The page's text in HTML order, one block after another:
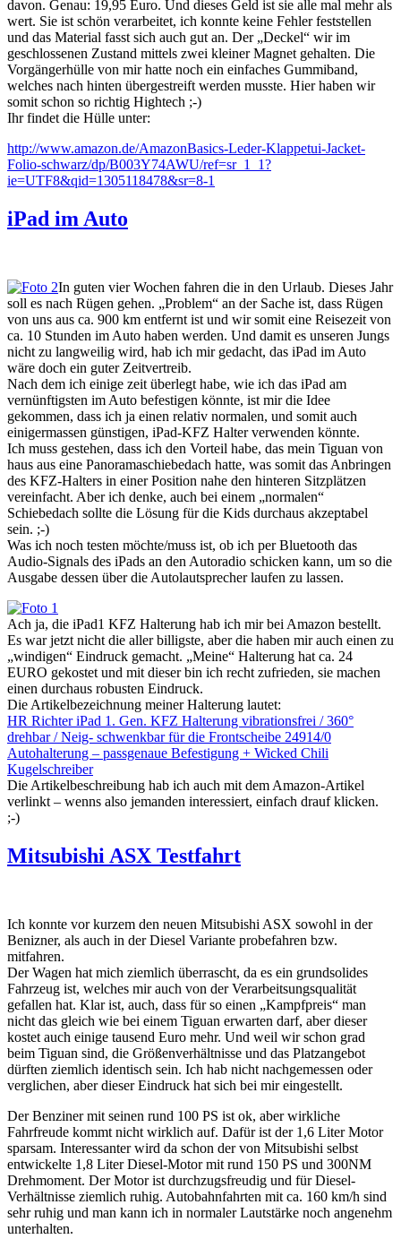
davon. Genau: 19,95 Euro. Und dieses Geld ist sie alle mal mehr als
wert. Sie ist schön verarbeitet, ich konnte keine Fehler feststellen
und das Material fasst sich auch gut an. Der „Deckel“ wir im
geschlossenen Zustand mittels zwei kleiner Magnet gehalten. Die
Vorgängerhülle von mir hatte noch ein einfaches Gummiband,
welches nach hinten übergestreift werden musste. Hier haben wir
somit schon so richtig Hightech ;-)
Ihr findet die Hülle unter:
http://www.amazon.de/AmazonBasics-Leder-Klappetui-Jacket-
Folio-schwarz/dp/B003Y74AWU/ref=sr_1_1?
ie=UTF8&qid=1305118478&sr=8-1
iPad im Auto
In guten vier Wochen fahren die in den Urlaub. Dieses Jahr
soll es nach Rügen gehen. „Problem“ an der Sache ist, dass Rügen
von uns aus ca. 900 km entfernt ist und wir somit eine Reisezeit von
ca. 10 Stunden im Auto haben werden. Und damit es unseren Jungs
nicht zu langweilig wird, hab ich mir gedacht, das iPad im Auto
wäre doch ein guter Zeitvertreib.
Nach dem ich einige zeit überlegt habe, wie ich das iPad am
vernünftigsten im Auto befestigen könnte, ist mir die Idee
gekommen, dass ich ja einen relativ normalen, und somit auch
einigermassen günstigen, iPad-KFZ Halter verwenden könnte.
Ich muss gestehen, dass ich den Vorteil habe, das mein Tiguan von
haus aus eine Panoramaschiebedach hatte, was somit das Anbringen
des KFZ-Halters in einer Position nahe den hinteren Sitzplätzen
vereinfacht. Aber ich denke, auch bei einem „normalen“
Schiebedach sollte die Lösung für die Kids durchaus akzeptabel
sein. ;-)
Was ich noch testen möchte/muss ist, ob ich per Bluetooth das
Audio-Signals des iPads an den Autoradio schicken kann, um so die
Ausgabe dessen über die Autolautsprecher laufen zu lassen.
Ach ja, die iPad1 KFZ Halterung hab ich mir bei Amazon bestellt.
Es war jetzt nicht die aller billigste, aber die haben mir auch einen zu
„windigen“ Eindruck gemacht. „Meine“ Halterung hat ca. 24
EURO gekostet und mit dieser bin ich recht zufrieden, sie machen
einen durchaus robusten Eindruck.
Die Artikelbezeichnung meiner Halterung lautet:
HR Richter iPad 1. Gen. KFZ Halterung vibrationsfrei / 360°
drehbar / Neig- schwenkbar für die Frontscheibe 24914/0
Autohalterung – passgenaue Befestigung + Wicked Chili
Kugelschreiber
Die Artikelbeschreibung hab ich auch mit dem Amazon-Artikel
verlinkt – wenns also jemanden interessiert, einfach drauf klicken.
;-)
Mitsubishi ASX Testfahrt
Ich konnte vor kurzem den neuen Mitsubishi ASX sowohl in der
Benizner, als auch in der Diesel Variante probefahren bzw.
mitfahren.
Der Wagen hat mich ziemlich überrascht, da es ein grundsolides
Fahrzeug ist, welches mir auch von der Verarbeitsungsqualität
gefallen hat. Klar ist, auch, dass für so einen „Kampfpreis“ man
nicht das gleich wie bei einem Tiguan erwarten darf, aber dieser
kostet auch einige tausend Euro mehr. Und weil wir schon grad
beim Tiguan sind, die Größenverhältnisse und das Platzangebot
dürften ziemlich identisch sein. Ich hab nicht nachgemessen oder
verglichen, aber dieser Eindruck hat sich bei mir eingestellt.
Der Benziner mit seinen rund 100 PS ist ok, aber wirkliche
Fahrfreude kommt nicht wirklich auf. Dafür ist der 1,6 Liter Motor
sparsam. Interessanter wird da schon der von Mitsubishi selbst
entwickelte 1,8 Liter Diesel-Motor mit rund 150 PS und 300NM
Drehmoment. Der Motor ist durchzugsfreudig und für Diesel-
Verhältnisse ziemlich ruhig. Autobahnfahrten mit ca. 160 km/h sind
sehr ruhig und man kann ich in normaler Lautstärke noch angenehm
unterhalten.